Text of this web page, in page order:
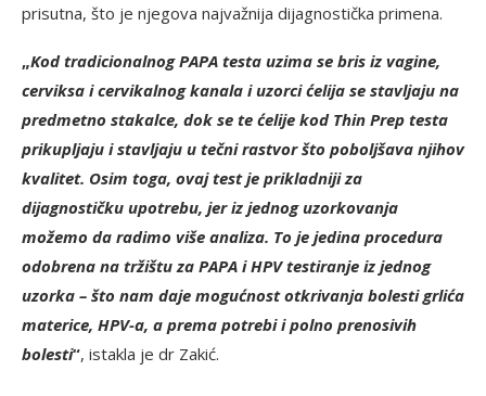
prisutna, što je njegova najvažnija dijagnostička primena.
„Kod tradicionalnog PAPA testa uzima se bris iz vagine,
cerviksa i cervikalnog kanala i uzorci ćelija se stavljaju na
predmetno stakalce, dok se te ćelije kod Thin Prep testa
prikupljaju i stavljaju u tečni rastvor što poboljšava njihov
kvalitet. Osim toga, ovaj test je prikladniji za
dijagnostičku upotrebu, jer iz jednog uzorkovanja
možemo da radimo više analiza. To je jedina procedura
odobrena na tržištu za PAPA i HPV testiranje iz jednog
uzorka – što nam daje mogućnost otkrivanja bolesti grlića
materice, HPV-a, a prema potrebi i polno prenosivih
bolesti“, istakla je dr Zakić.